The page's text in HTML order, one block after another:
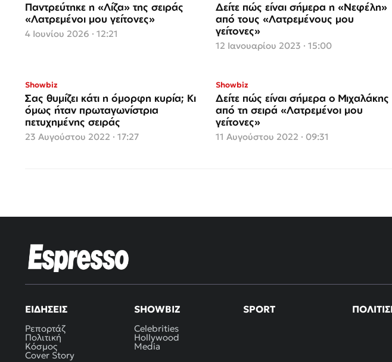
Παντρεύτηκε η «Λίζα» της σειράς
«Λατρεμένοι μου γείτονες»
4 Ιουνίου 2026 · 12:21
Δείτε πώς είναι σήμερα η «Νεφέλη»
από τους «Λατρεμένους μου
γείτονες»
12 Ιανουαρίου 2023 · 15:00
Showbiz
Σας θυμίζει κάτι η όμορφη κυρία; Κι
όμως ήταν πρωταγωνίστρια
πετυχημένης σειράς
23 Αυγούστου 2022 · 17:27
Showbiz
Δείτε πώς είναι σήμερα ο Μιχαλάκης
από τη σειρά «Λατρεμένοι μου
γείτονες»
11 Αυγούστου 2022 · 09:31
ΕΙΔΉΣΕΙΣ
Ρεπορτάζ
Πολιτική
Κόσμος
Cover Story
SHOWBIZ
Celebrities
Hollywood
Media
SPORT